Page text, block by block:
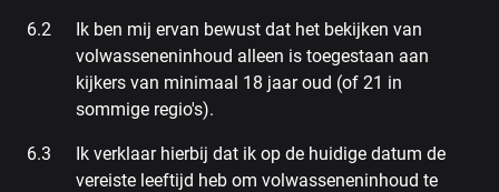
Ik ben mij ervan bewust dat het bekijken van
volwasseneninhoud alleen is toegestaan aan
kijkers van minimaal 18 jaar oud (of 21 in
sommige regio's).
Ik verklaar hierbij dat ik op de huidige datum de
vereiste leeftijd heb om volwasseneninhoud te